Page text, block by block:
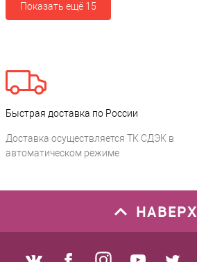
Показать ещё 15
Быстрая доставка по России
Доставка осуществляется ТК СДЭК в
автоматическом режиме
НАВЕРХ